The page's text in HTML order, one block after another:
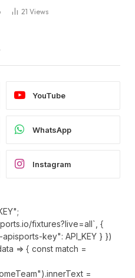
21 Views
YouTube
WhatsApp
Instagram
fixtures?live=all`, {
key": API_KEY } })
=> { const match =
=